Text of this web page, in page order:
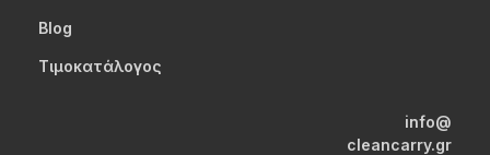
Blog
Τιμοκατάλογος
info@
cleancarry.gr